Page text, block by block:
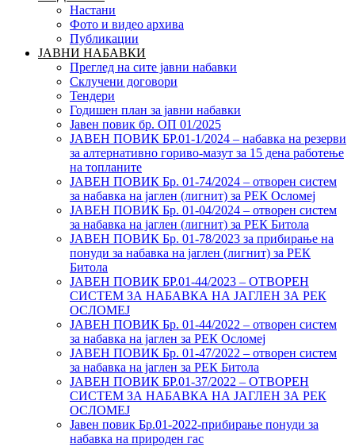
Настани
Фото и видео архива
Публикации
ЈАВНИ НАБАВКИ
Преглед на сите јавни набавки
Склучени договори
Тендери
Годишен план за јавни набавки
Јавен повик бр. ОП 01/2025
ЈАВЕН ПОВИК БР.01-1/2024 – набавка на резерви
за алтернативно гориво-мазут за 15 дена работење
на топланите
ЈАВЕН ПОВИК Бр. 01-74/2024 – отворен систем
за набавка на јаглен (лигнит) за РЕК Осломеј
ЈАВЕН ПОВИК Бр. 01-04/2024 – отворен систем
за набавка на јаглен (лигнит) за РЕК Битола
ЈАВЕН ПОВИК Бр. 01-78/2023 за прибирање на
понуди за набавка на јаглен (лигнит) за РЕК
Битола
ЈАВЕН ПОВИК БР.01-44/2023 – ОТВОРЕН
СИСТЕМ ЗА НАБАВКА НА ЈАГЛЕН ЗА РЕК
ОСЛОМЕЈ
ЈАВЕН ПОВИК Бр. 01-44/2022 – отворен систем
за набавка на јаглен за РЕК Осломеј
ЈАВЕН ПОВИК Бр. 01-47/2022 – отворен систем
за набавка на јаглен за РЕК Битола
ЈАВЕН ПОВИК БР.01-37/2022 – ОТВОРЕН
СИСТЕМ ЗА НАБАВКА НА ЈАГЛЕН ЗА РЕК
ОСЛОМЕЈ
Јавен повик Бр.01-2022-прибирање понуди за
набавка на природен гас